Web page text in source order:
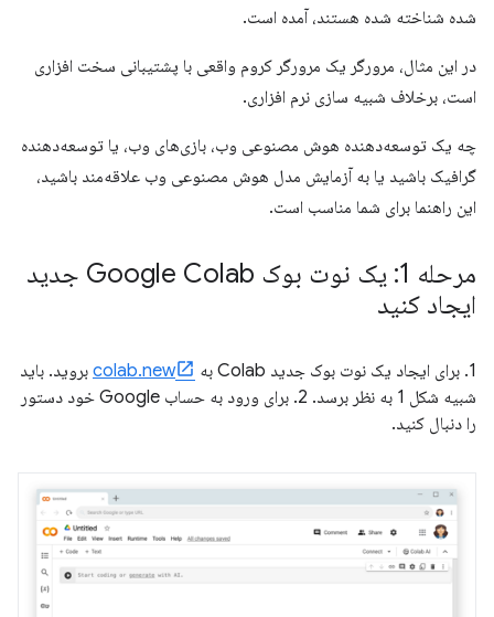
شده شناخته شده هستند، آمده است.
در این مثال، مرورگر یک مرورگر کروم واقعی با پشتیبانی سخت افزاری
است، برخلاف شبیه سازی نرم افزاری.
چه یک توسعه‌دهنده هوش مصنوعی وب، بازی‌های وب، یا توسعه‌دهنده
گرافیک باشید یا به آزمایش مدل هوش مصنوعی وب علاقه‌مند باشید،
این راهنما برای شما مناسب است.
مرحله 1: یک نوت بوک Google Colab جدید
ایجاد کنید
1. برای ایجاد یک نوت بوک جدید Colab به colab.new بروید. باید
شبیه شکل 1 به نظر برسد. 2. برای ورود به حساب Google خود دستور
را دنبال کنید.